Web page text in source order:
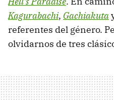
Kagurabachi, Gachiakuta
referentes del género.
olvidarnos de tres